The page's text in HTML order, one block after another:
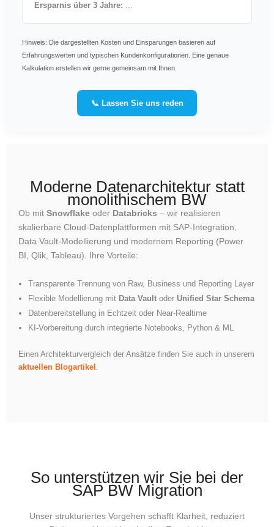
Ersparnis über 3 Jahre: ...
Hinweis: Die dargestellten Kosten und Einsparungen basieren auf
Erfahrungswerten und typischen Kundenkonfigurationen. Eine genaue
Kalkulation erstellen wir gerne gemeinsam mit Ihnen.
📞 Lassen Sie uns reden
Moderne Datenarchitektur statt
monolithischem BW
Ob mit Snowflake oder Databricks – wir realisieren
skalierbare Cloud-Datenplattformen mit SAP-Integration,
Data Vault-Modellierung und modernem Reporting (Power
BI, Qlik, Tableau). Ihre Vorteile:
Transparente Trennung von Raw, Business und Reporting Layer
Flexible Modellierung mit Data Vault oderUnified Star Schema
Datenbereitstellung in Echtzeit oder Near-Realtime
KI-Vorbereitung durch integrierte Notebooks, Python & ML
Einen Architekturvergleich der Ansätze finden Sie auch in unserem
aktuellen Blogartikel
So unterstützen wir Sie bei der
SAP BW Migration
Unser strukturiertes Vorgehen schafft Klarheit, reduziert